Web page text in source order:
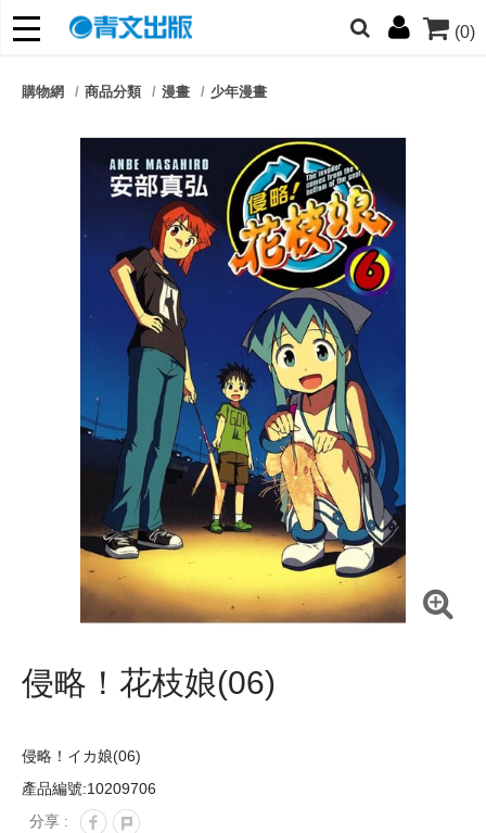
(0)
朋友們，提高警覺！
購物網 商品分類 漫畫 少年漫畫
侵略！花枝娘(06)
侵略！イカ娘(06)
產品編號:10209706
分享 :